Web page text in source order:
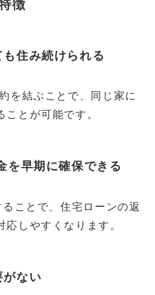
徴
住み続けられる
を結ぶことで、同じ家に
とが可能です。
を早期に確保できる
ことで、住宅ローンの返
しやすくなります。
ない